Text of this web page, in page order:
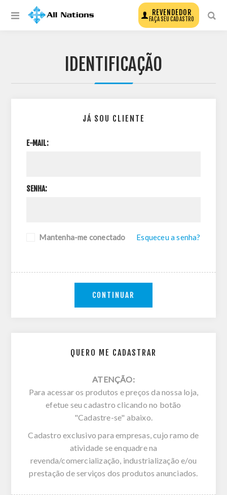
REVENDEDOR
FAÇA SEU CADASTRO
IDENTIFICAÇÃO
QUERO ME CADASTRAR
ATENÇÃO:
Para acessar os produtos e preços da nossa loja,
efetue seu cadastro clicando no botão
"Cadastre-se" abaixo.
Cadastro exclusivo para empresas, cujo ramo de
atividade se enquadre na
revenda/comercialização, industrialização e/ou
prestação de serviços dos produtos anunciados.
JÁ SOU CLIENTE
E-MAIL:
SENHA:
Mantenha-me conectado Esqueceu a senha?
CONTINUAR